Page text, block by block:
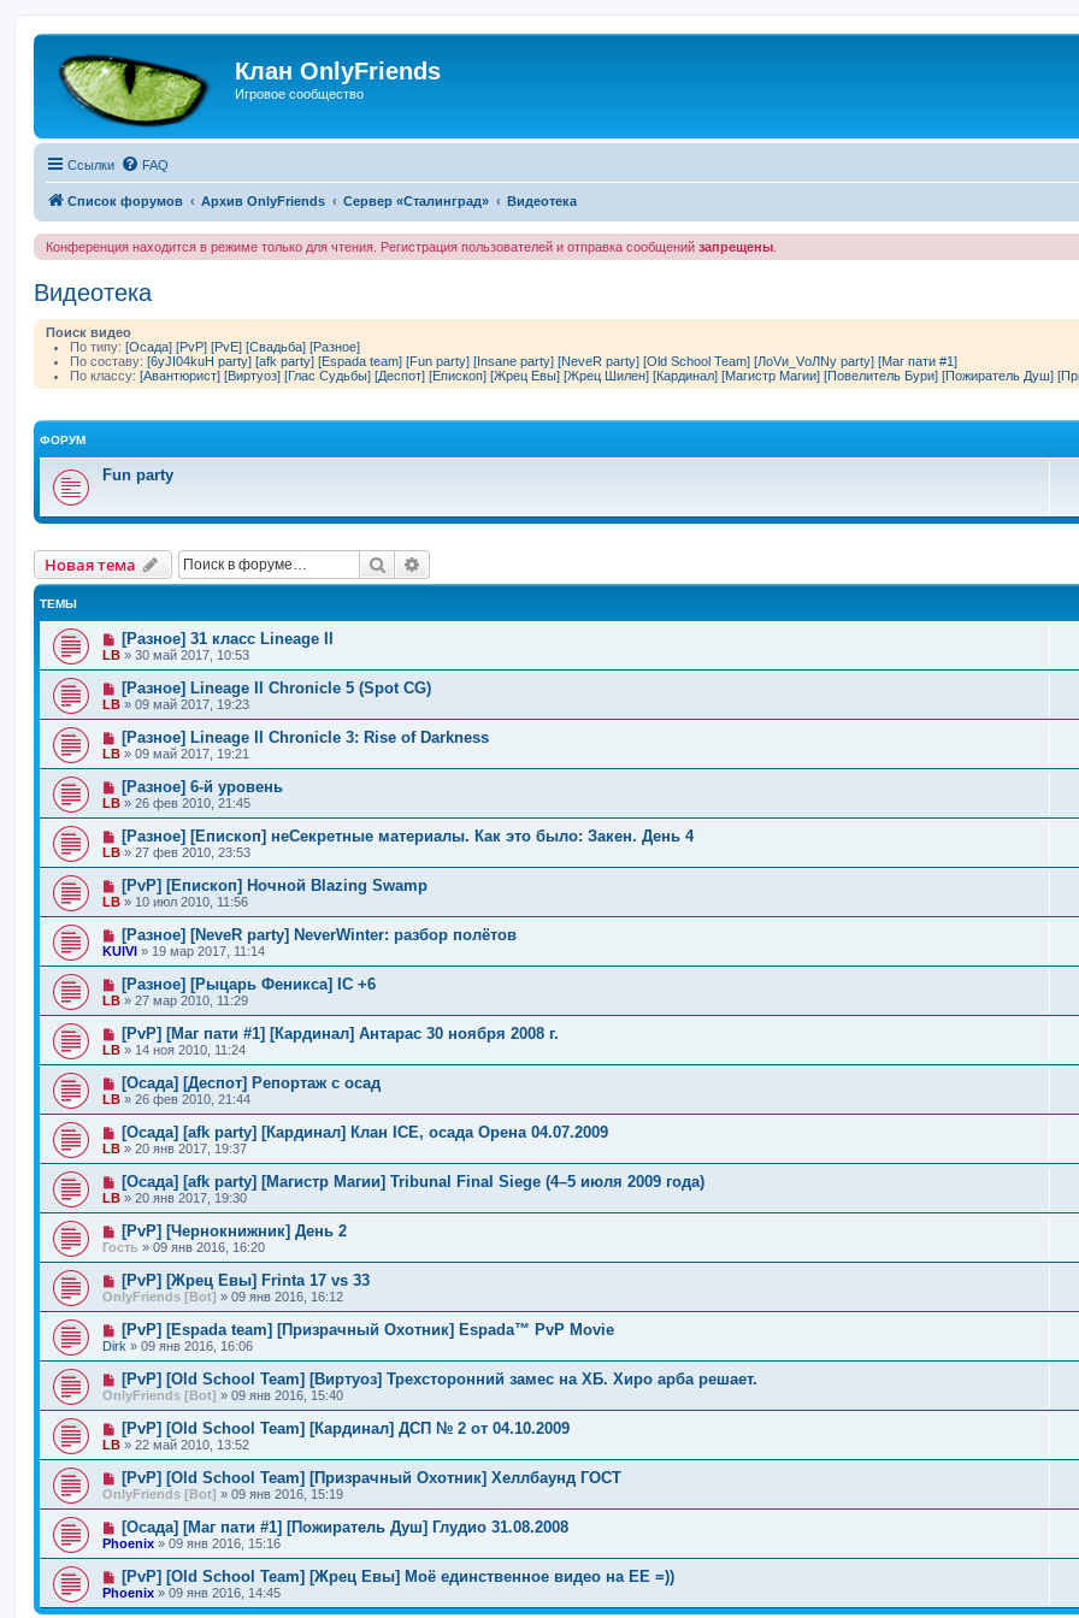
Клан OnlyFriends
Игровое сообщество
Ссылки FAQ
Список форумов Архив OnlyFriends Сервер «Сталинград» Видеотека
Конференция находится в режиме только для чтения. Регистрация пользователей и отправка сообщений запрещены
Видеотека
Поиск видео
По типу: [Осада] [PvP] [PvE] [Свадьба] [Разное]
По составу: [6yJI04kuH party] [afk party] [Espada team] [Fun party] [Insane party] [NeveR party] [Old School Team] [ЛоVи_VоЛNу party] [Маг пати #1]
По классу: [Авантюрист] [Виртуоз] [Глас Судьбы] [Деспот] [Епископ] [Жрец Евы] [Жрец Шилен] [Кардинал] [Магистр Магии] [Повелитель Бури] [Пожиратель Душ]
ФОРУМ
Fun party
Новая тема Поиск
ТЕМЫ
[Разное] 31 класс Lineage II
LB » 30 май 2017, 10:53
[Разное] Lineage II Chronicle 5 (Spot CG)
LB » 09 май 2017, 19:23
[Разное] Lineage II Chronicle 3: Rise of Darkness
LB » 09 май 2017, 19:21
[Разное] 6-й уровень
LB » 26 фев 2010, 21:45
[Разное] [Епископ] неСекретные материалы. Как это было: Закен. День 4
LB » 27 фев 2010, 23:53
[PvP] [Епископ] Ночной Blazing Swamp
LB » 10 июл 2010, 11:56
[Разное] [NeveR party] NeverWinter: разбор полётов
KUlVl » 19 мар 2017, 11:14
[Разное] [Рыцарь Феникса] IC +6
LB » 27 мар 2010, 11:29
[PvP] [Маг пати #1] [Кардинал] Антарас 30 ноября 2008 г.
LB » 14 ноя 2010, 11:24
[Осада] [Деспот] Репортаж с осад
LB » 26 фев 2010, 21:44
[Осада] [afk party] [Кардинал] Клан ICE, осада Орена 04.07.2009
LB » 20 янв 2017, 19:37
[Осада] [afk party] [Магистр Магии] Tribunal Final Siege (4–5 июля 2009 года)
LB » 20 янв 2017, 19:30
[PvP] [Чернокнижник] День 2
Гость » 09 янв 2016, 16:20
[PvP] [Жрец Евы] Frinta 17 vs 33
OnlyFriends [Bot] » 09 янв 2016, 16:12
[PvP] [Espada team] [Призрачный Охотник] Espada™ PvP Movie
Dirk » 09 янв 2016, 16:06
[PvP] [Old School Team] [Виртуоз] Трехсторонний замес на ХБ. Хиро арба решает.
OnlyFriends [Bot] » 09 янв 2016, 15:40
[PvP] [Old School Team] [Кардинал] ДСП № 2 от 04.10.2009
LB » 22 май 2010, 13:52
[PvP] [Old School Team] [Призрачный Охотник] Хеллбаунд ГОСТ
OnlyFriends [Bot] » 09 янв 2016, 15:19
[Осада] [Маг пати #1] [Пожиратель Душ] Глудио 31.08.2008
Phoenix » 09 янв 2016, 15:16
[PvP] [Old School Team] [Жрец Евы] Моё единственное видео на ЕЕ =))
Phoenix » 09 янв 2016, 14:45